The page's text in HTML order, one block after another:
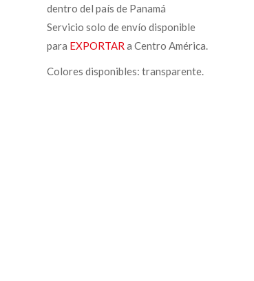
dentro del país de Panamá
Servicio solo de envío disponible
para EXPORTAR a Centro América.
Colores disponibles: transparente.